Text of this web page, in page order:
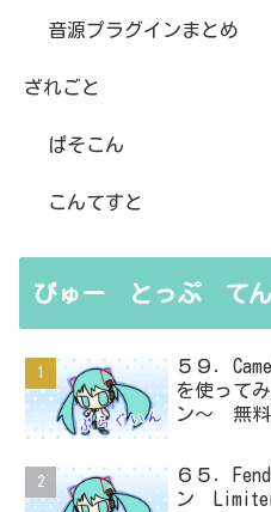
音源プラグインまとめ
ざれごと
ぱそこん
こんてすと
びゅー とっぷ てん
５９．
を使って
ン～ 無料
６５．
ン